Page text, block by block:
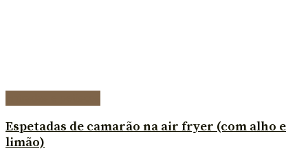
Espetadas de camarão na air fryer (com alho e
limão)